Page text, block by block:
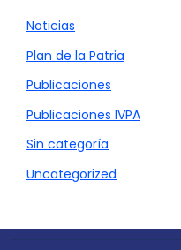
Noticias
Plan de la Patria
Publicaciones
Publicaciones IVPA
Sin categoría
Uncategorized